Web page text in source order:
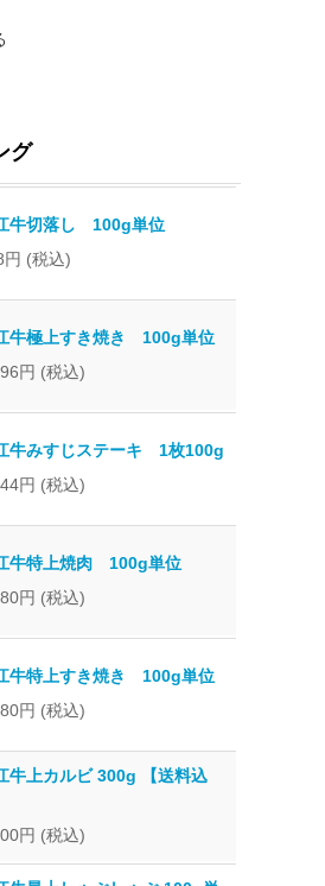
牛切落し 100g単位
円 (税込)
牛極上すき焼き 100g単位
円 (税込)
牛みすじステーキ 1枚100g
円 (税込)
牛特上焼肉 100g単位
円 (税込)
牛特上すき焼き 100g単位
円 (税込)
牛上カルビ 300g 【送料込
円 (税込)